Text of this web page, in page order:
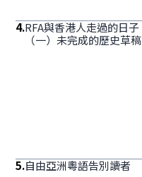
4.RFA與香港人走過的日子
（一）未完成的歷史草稿
5.自由亞洲粵語告別讀者